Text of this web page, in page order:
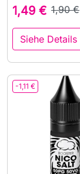
1,49 € 1,90 €
Siehe Details
-1,11 €